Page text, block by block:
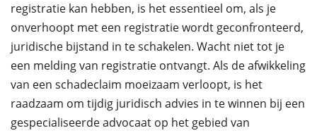
registratie kan hebben, is het essentieel om, als je
onverhoopt met een registratie wordt geconfronteerd,
juridische bijstand in te schakelen. Wacht niet tot je
een melding van registratie ontvangt. Als de afwikkeling
van een schadeclaim moeizaam verloopt, is het
raadzaam om tijdig juridisch advies in te winnen bij een
gespecialiseerde advocaat op het gebied van